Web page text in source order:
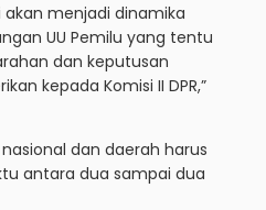
akan menjadi dinamika
UU Pemilu yang tentu
dan keputusan
kepada Komisi II DPR,”
dan daerah harus
antara dua sampai dua